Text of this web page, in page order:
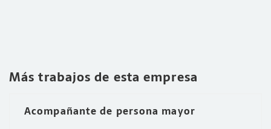
Más trabajos de esta empresa
Acompañante de persona mayor